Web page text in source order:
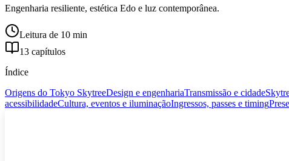
Engenharia resiliente, estética Edo e luz contemporânea.
Leitura de 10 min
13 capítulos
Índice
Origens do Tokyo SkytreeDesign e engenhariaTransmissão e cidade
acessibilidadeCultura, eventos e iluminaçãoIngressos, passes e timing